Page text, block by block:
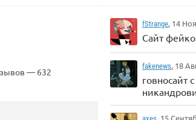
— 632
fStrange, 14
Сайт
fakenews, 18
говносайт
, 15